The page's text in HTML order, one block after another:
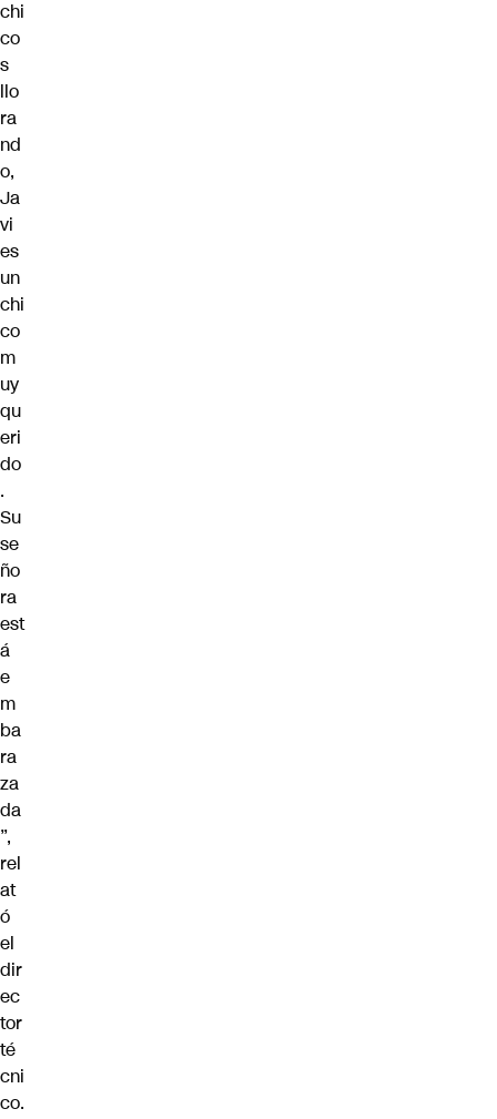
chi
co
s
llo
ra
nd
o,
Ja
vi
es
un
chi
co
m
uy
qu
eri
do
.
Su
se
ño
ra
est
á
e
m
ba
ra
za
da
”,
rel
at
ó
el
dir
ec
tor
té
cni
co.